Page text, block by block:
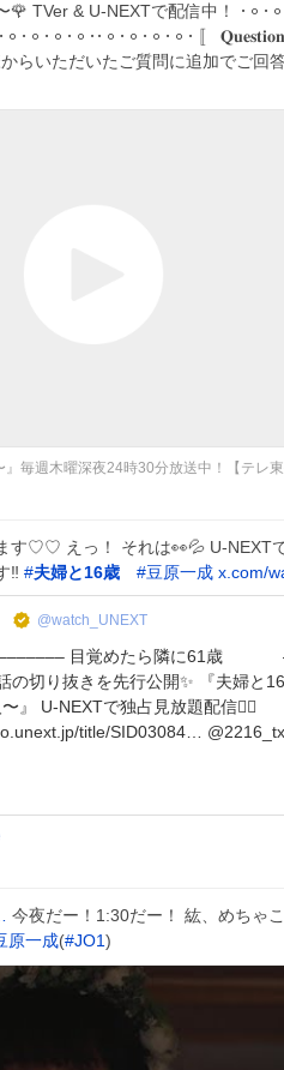
🌹 TVer & U-NEXTで配信中！
〚
らいただいたご質問に追加でご回答
』毎週木曜深夜24時30分放送中！【テレ東
す♡♡ えっ！ それは👀💦 U-NEXT
‼️ #夫婦と16歳 #豆原一成 x.com/
@watch_UNEXT
目覚めたら隣に61歳 –­­–­­–­­–­­–­­––­✣✣
り抜きを先行公開✨ 『夫婦と16歳 〜狂気の
〜』 U-NEXTで独占見放題配信💁‍♀️
video.unext.jp/title/SID03084… @2216_tx
今夜だー！1:30だー！ 紘、めちゃ
原一成(#JO1)